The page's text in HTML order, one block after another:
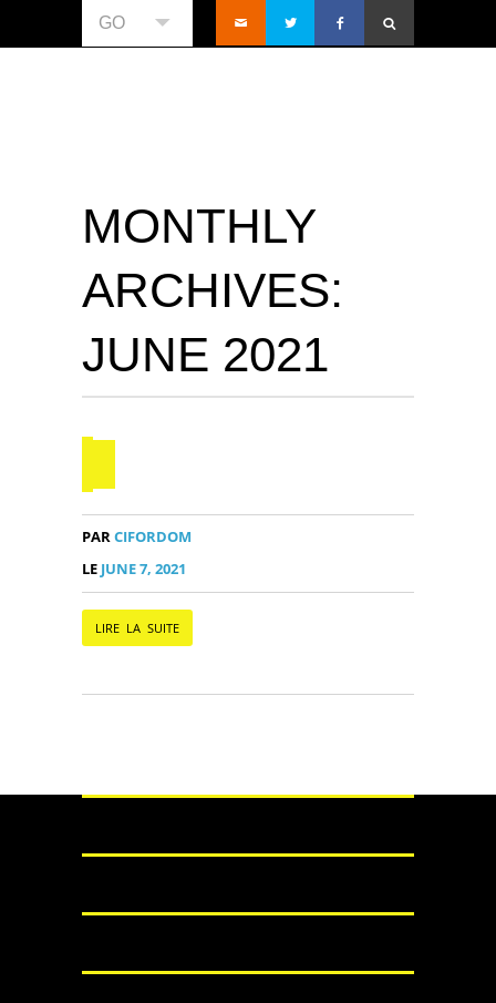
GO
MONTHLY
ARCHIVES:
JUNE 2021
PARCIFORDOM
LE JUNE 7, 2021
LIRE LA SUITE